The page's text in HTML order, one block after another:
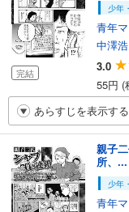
完結
少年
青年
中澤
3.0
55円 (
あらすじを表示する
親子
所、...
少年
青年